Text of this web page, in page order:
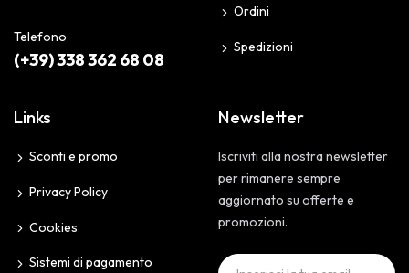
Telefono
(+39) 338 362 68 08
Ordini
Spedizioni
Links
Sconti e promo
Privacy Policy
Cookies
Sistemi di pagamento
Newsletter
Iscriviti alla nostra newsletter
per rimanere sempre
aggiornato su offerte e
promozioni.